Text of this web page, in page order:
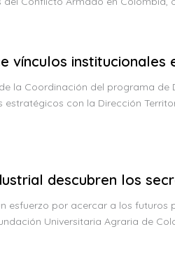
vínculos
la Coordinación del programa
estratégicos con la Dirección
descubren los
esfuerzo por acercar a los
Universitaria Agraria de